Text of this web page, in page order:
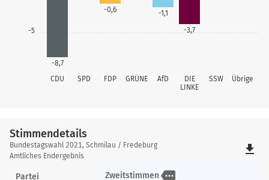
-5
CDU SPD FDP GRÜNE AfD
DIE
LINKE
SSW Übrige
-8,7
-0,6
-1,1
-3,7
Stimmendetails
Stimmendetails
Bundestagswahl 2021, Schmilau / Fredeburg
Amtliches Endergebnis
file_download
Partei Zweitstimmen more